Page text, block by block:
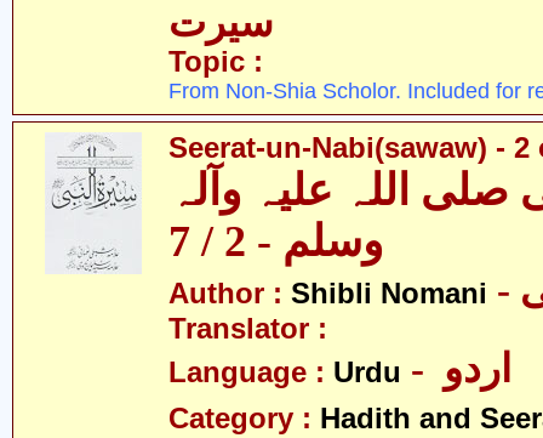
سیرت
Topic :
From Non-Shia Scholor. Included for
Seerat-un-Nabi(sawaw) - 2
صلی اللہ علیہ وآلہ
وسلم - 2 / 7
Author : Shibli Nomani
Translator :
Language : Urdu
Category : Hadith and